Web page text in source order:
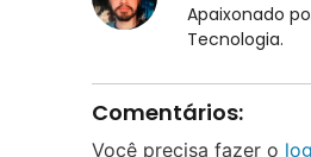
Apaixonado
Tecnologia.
Comentários:
Você precisa fazer o